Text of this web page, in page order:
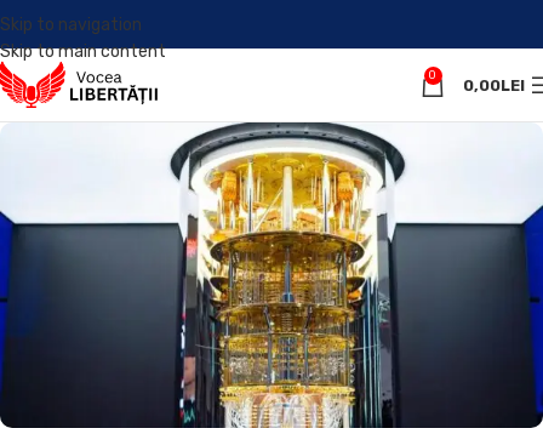
Skip to navigation
Skip to main content
0
0,00LEI